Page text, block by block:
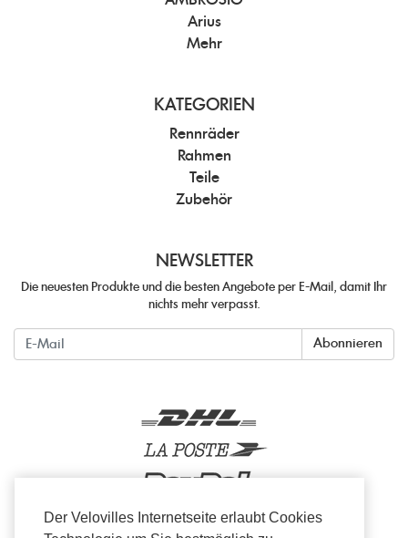
Arius
Mehr
KATEGORIEN
Rennräder
Rahmen
Teile
Zubehör
NEWSLETTER
Die neuesten Produkte und die besten Angebote per E-Mail, damit Ihr
nichts mehr verpasst.
Abonnieren
Der Velovilles Internetseite erlaubt Cookies